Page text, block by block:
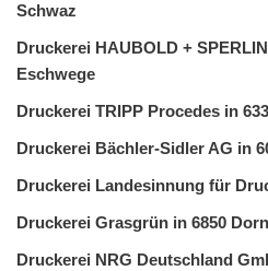
Schwaz
Druckerei HAUBOLD +
Eschwege
Druckerei TRIPP Procedes in
Druckerei Bächler-Sidler AG in
Druckerei Landesinnung für
Druckerei Grasgrün in 6850
Druckerei NRG Deutschland